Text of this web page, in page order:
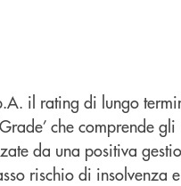
il rating di lungo
che comprende gli
da una positiva
rischio di insolvenza e